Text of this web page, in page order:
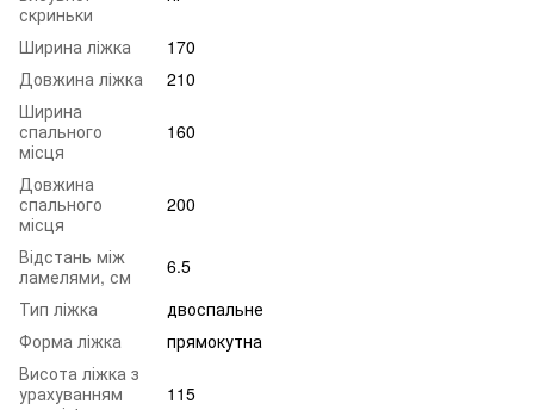
скриньки
Ширина ліжка
170
Довжина ліжка
210
Ширина
спального
місця
160
Довжина
спального
місця
200
Відстань між
ламелями, см
6.5
Тип ліжка
двоспальне
Форма ліжка
прямокутна
Висота ліжка з
урахуванням
115